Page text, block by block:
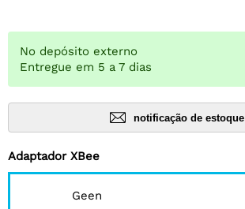
No depósito externo
Entregue em 5 a 7 dias
notificação de estoque
Adaptador XBee
Geen